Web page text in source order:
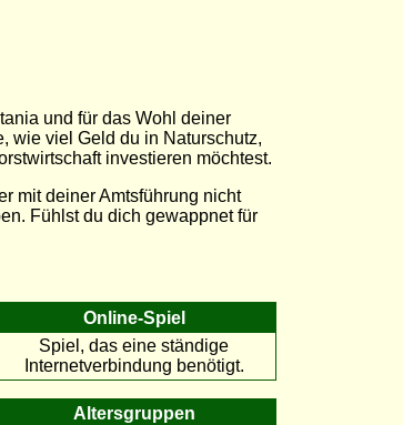
und für das Wohl deiner
wie viel Geld du in Naturschutz,
investieren möchtest.
mit deiner Amtsführung nicht
Fühlst du dich gewappnet für
Online-Spiel
Spiel, das eine ständige
Internetverbindung benötigt.
Altersgruppen